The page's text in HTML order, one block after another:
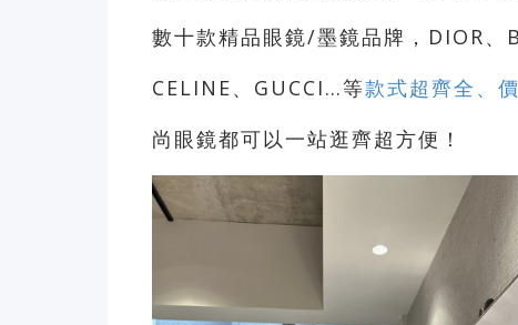
數十款精品眼鏡/墨鏡品牌，DIOR、
CELINE、GUCCI…等款式超齊全、
尚眼鏡都可以一站逛齊超方便！